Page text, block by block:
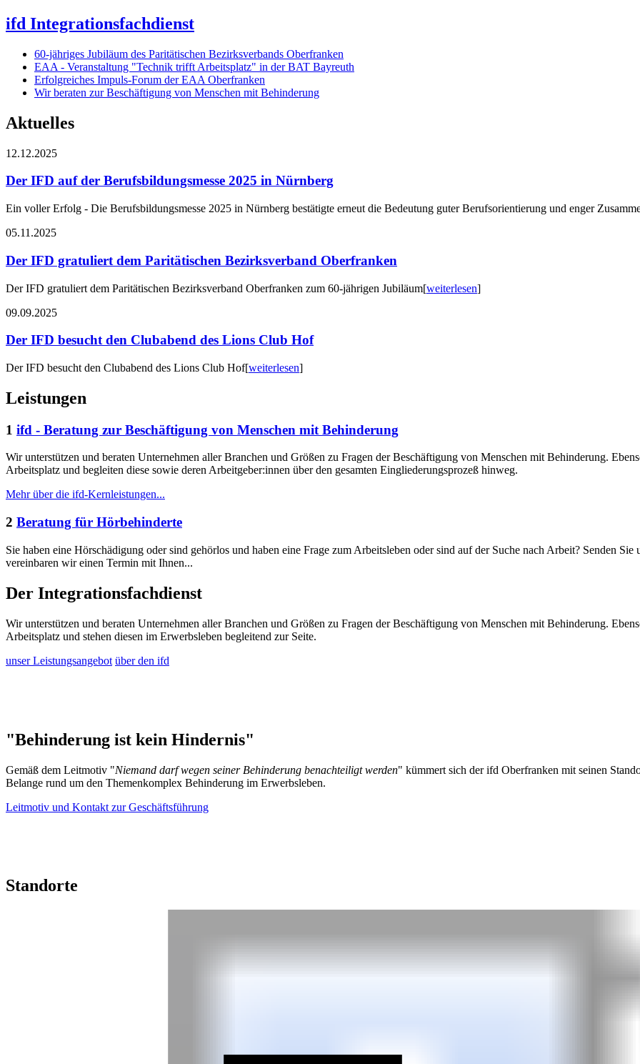
ifd Integrationsfachdienst
60-jähriges Jubiläum des Paritätischen Bezirksverbands Oberfranken
EAA - Veranstaltung "Technik trifft Arbeitsplatz" in der BAT Bayreuth
Erfolgreiches Impuls-Forum der EAA Oberfranken
Wir beraten zur Beschäftigung von Menschen mit Behinderung
Aktuelles
12.12.2025
Der IFD auf der Berufsbildungsmesse 2025 in Nürnberg
Ein voller Erfolg - Die Berufsbildungsmesse 2025 in Nürnberg bestätigte erneut die Bedeutung guter Berufsorientierung und enger
05.11.2025
Der IFD gratuliert dem Paritätischen Bezirksverband Oberfranken
Der IFD gratuliert dem Paritätischen Bezirksverband Oberfranken zum 60-jährigen Jubiläum[weiterlesen]
09.09.2025
Der IFD besucht den Clubabend des Lions Club Hof
Der IFD besucht den Clubabend des Lions Club Hof[weiterlesen]
Leistungen
1 ifd - Beratung zur Beschäftigung von Menschen mit Behinderung
Wir unterstützen und beraten Unternehmen aller Branchen und Größen zu Fragen der Beschäftigung von Menschen mit Behinderung.
Arbeitsplatz und begleiten diese sowie deren Arbeitgeber:innen über den gesamten Eingliederungsprozeß hinweg.
Mehr über die ifd-Kernleistungen...
2 Beratung für Hörbehinderte
Sie haben eine Hörschädigung oder sind gehörlos und haben eine Frage zum Arbeitsleben oder sind auf der Suche nach Arbeit? Senden
vereinbaren wir einen Termin mit Ihnen...
Der Integrationsfachdienst
Wir unterstützen und beraten Unternehmen aller Branchen und Größen zu Fragen der Beschäftigung von Menschen mit Behinderung.
Arbeitsplatz und stehen diesen im Erwerbsleben begleitend zur Seite.
unser Leistungsangebot über den ifd
"Behinderung ist kein Hindernis"
Gemäß dem Leitmotiv "Niemand darf wegen seiner Behinderung benachteiligt werden" kümmert sich der ifd Oberfranken mit seinen
Belange rund um den Themenkomplex Behinderung im Erwerbsleben.
Leitmotiv und Kontakt zur Geschäftsführung
Standorte